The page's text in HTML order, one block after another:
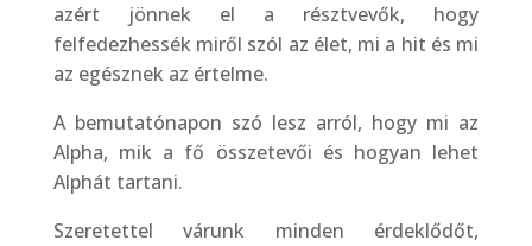
azért jönnek el a résztvevők, hogy
felfedezhessék miről szól az élet, mi a hit és mi
az egésznek az értelme.
A bemutatónapon szó lesz arról, hogy mi az
Alpha, mik a fő összetevői és hogyan lehet
Alphát tartani.
Szeretettel várunk minden érdeklődőt,